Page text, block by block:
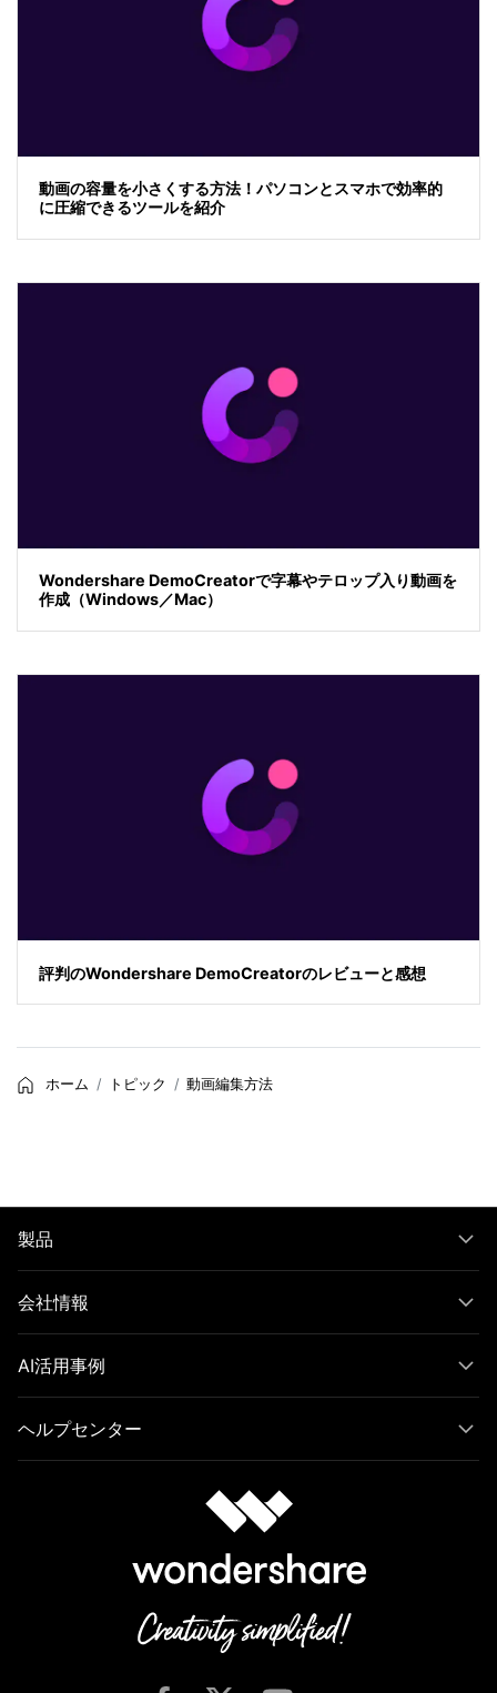
動画の容量を小さくする方法！パソコンとスマホで効率的
に圧縮できるツールを紹介
Wondershare DemoCreatorで字幕やテロップ入り動画を
作成（Windows／Mac）
評判のWondershare DemoCreatorのレビューと感想
ホーム トピック 動画編集方法
製品
会社情報
AI活用事例
ヘルプセンター